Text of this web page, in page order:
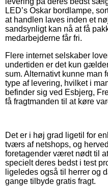
LED’s Oskar bordlampe,
at handlen laves inden et
sandsynligt kan nå at få
medarbejderne får fri.
Flere internet selskaber
undertiden er det kun
sum. Alternativt kunne man
type af levering, hvilket i
befinder sig ved Esbjerg,
få fragtmanden til at køre
Det er i høj grad ligetil for
tværs af netshops, og
foretagender været nødt til
specielt deres bedst i test
ligeledes også til herrer og
gange tilbyde gratis fragt.